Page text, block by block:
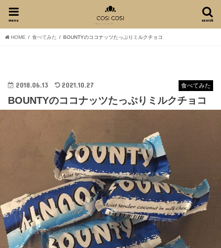
search
menu
HOME 食べてみた BOUNTYのココナッツたっぷりミルクチョコ
食べてみた
2018.06.13 2021.10.27
BOUNTYのココナッツたっぷりミルクチョコ